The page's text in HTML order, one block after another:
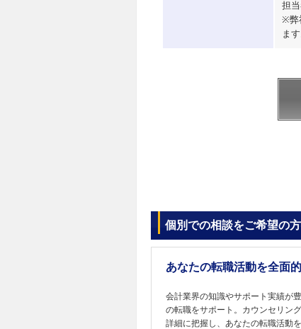
担
※弊
ます
個別での相談をご希望の
あなたの転職活動を全面
会計業界の知識やサポート実績が
の転職をサポート。カウンセリン
詳細に把握し、あなたの転職活動